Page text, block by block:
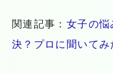
関連記事： 女子の悩
決？プロに聞いてみ